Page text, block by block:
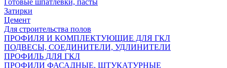
Готовые шпатлёвки, пасты
Затирки
Цемент
Для строительства полов
ПРОФИЛЯ И КОМПЛЕКТУЮЩИЕ ДЛЯ ГКЛ
ПОДВЕСЫ, СОЕДИНИТЕЛИ, УДЛИНИТЕЛИ
ПРОФИЛЬ ДЛЯ ГКЛ
ПРОФИЛИ ФАСАДНЫЕ, ШТУКАТУРНЫЕ